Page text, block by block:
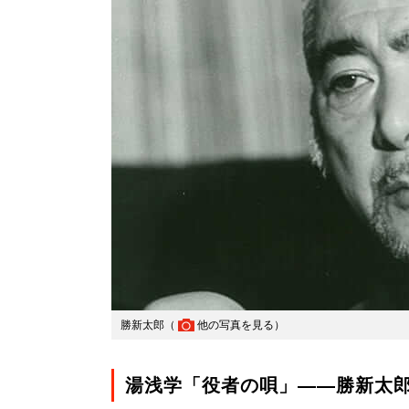
勝新太郎（ 他の写真を見る ）
湯浅学「役者の唄」――勝新太